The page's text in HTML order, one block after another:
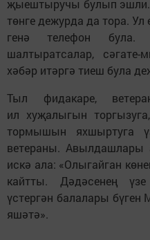
җыештыручы булып
төнге дежурда да тора.
генә телефон була.
шалтыратсалар, сәгате-
хәбәр итәргә тиеш була
Тыл фидакаре,
ил хуҗалыгын
тормышын яхшыртуга
ветераны. Авылдашлары
искә ала: «Олыгайган
кайтты. Дәдәсенең
үстергән балалары бүген
яшәтә».